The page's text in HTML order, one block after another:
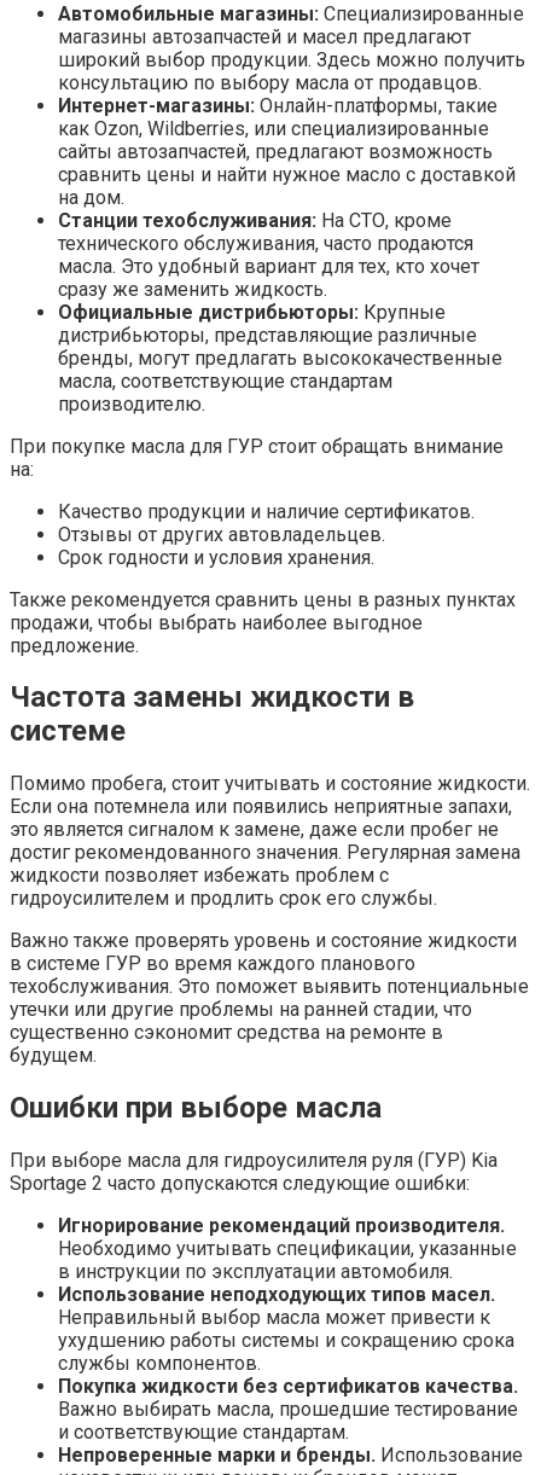
Автомобильные магазины: Специализированные
магазины автозапчастей и масел предлагают
широкий выбор продукции. Здесь можно получить
консультацию по выбору масла от продавцов.
Интернет-магазины: Онлайн-платформы, такие
как Ozon, Wildberries, или специализированные
сайты автозапчастей, предлагают возможность
сравнить цены и найти нужное масло с доставкой
на дом.
Станции техобслуживания: На СТО, кроме
технического обслуживания, часто продаются
масла. Это удобный вариант для тех, кто хочет
сразу же заменить жидкость.
Официальные дистрибьюторы: Крупные
дистрибьюторы, представляющие различные
бренды, могут предлагать высококачественные
масла, соответствующие стандартам
производителю.
При покупке масла для ГУР стоит обращать внимание
на:
Качество продукции и наличие сертификатов.
Отзывы от других автовладельцев.
Срок годности и условия хранения.
Также рекомендуется сравнить цены в разных пунктах
продажи, чтобы выбрать наиболее выгодное
предложение.
Частота замены жидкости в
системе
Помимо пробега, стоит учитывать и состояние жидкости.
Если она потемнела или появились неприятные запахи,
это является сигналом к замене, даже если пробег не
достиг рекомендованного значения. Регулярная замена
жидкости позволяет избежать проблем с
гидроусилителем и продлить срок его службы.
Важно также проверять уровень и состояние жидкости
в системе ГУР во время каждого планового
техобслуживания. Это поможет выявить потенциальные
утечки или другие проблемы на ранней стадии, что
существенно сэкономит средства на ремонте в
будущем.
Ошибки при выборе масла
При выборе масла для гидроусилителя руля (ГУР) Kia
Sportage 2 часто допускаются следующие ошибки:
Игнорирование рекомендаций производителя.
Необходимо учитывать спецификации, указанные
в инструкции по эксплуатации автомобиля.
Использование неподходующих типов масел.
Неправильный выбор масла может привести к
ухудшению работы системы и сокращению срока
службы компонентов.
Покупка жидкости без сертификатов качества.
Важно выбирать масла, прошедшие тестирование
и соответствующие стандартам.
Непроверенные марки и бренды. Использование